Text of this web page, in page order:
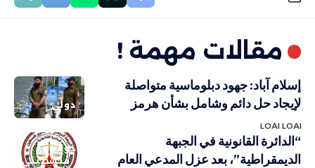
مقالات مهمة !
دولي
إسلام آباد: جهود دبلوماسية متواصلة
لإيجاد حل دائم وشامل بشأن هرمز
LOAI LOAI
دولي
فلسطيني
“الدائرة القانونية في الجبهة
الديمقراطية”، بعد عزل المدعي العام